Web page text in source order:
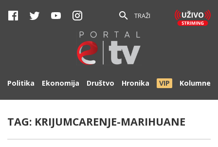
TRAŽI
Politika Ekonomija Društvo Hronika VIP Kolumne
TAG: KRIJUMCARENJE-MARIHUANE